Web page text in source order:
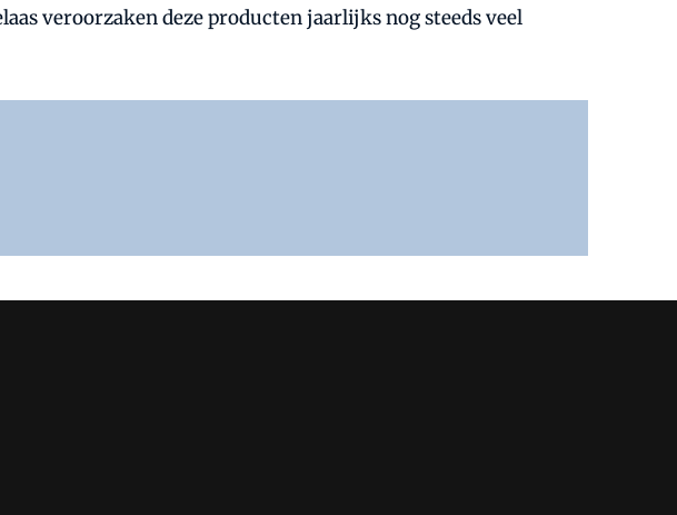
veroorzaken deze producten jaarlijks nog steeds veel